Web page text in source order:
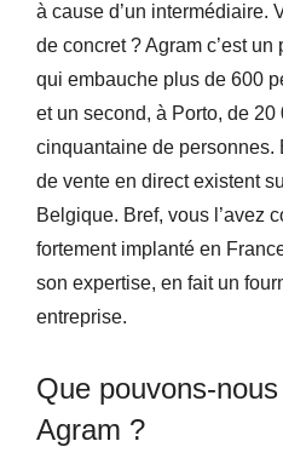
à cause d’un intermédiaire.
de concret ? Agram c’est
qui embauche plus de 600
et un second, à Porto, de
cinquantaine de personnes.
de vente en direct existent
Belgique. Bref, vous l’avez
fortement implanté en
son expertise, en fait un
entreprise.
Que pouvons-
Agram ?